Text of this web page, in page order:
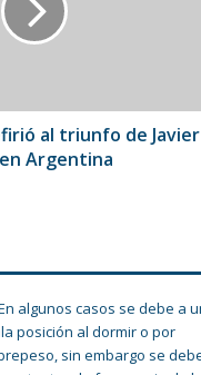
al triunfo de Javier
Argentina